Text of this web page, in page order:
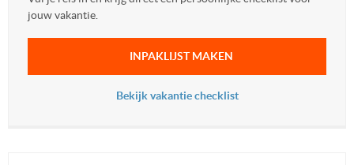
jouw vakantie.
INPAKLIJST MAKEN
Bekijk vakantie checklist